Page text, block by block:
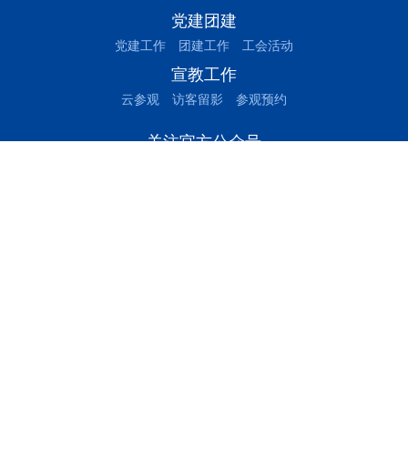
党建团建
党建工作 团建工作 工会活动
宣教工作
云参观 访客留影 参观预约
关注官方公众号